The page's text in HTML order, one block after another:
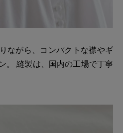
ながら、コンパクトな襟やギ
。 縫製は、国内の工場で丁寧